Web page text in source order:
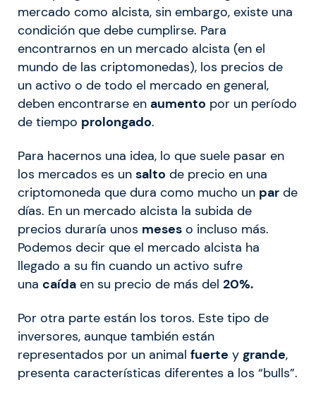
mercado como alcista, sin embargo, existe una
condición que debe cumplirse. Para
encontrarnos en un mercado alcista (en el
mundo de las criptomonedas), los precios de
un activo o de todo el mercado en general,
deben encontrarse en aumento por un período
de tiempo prolongado.
Para hacernos una idea, lo que suele pasar en
los mercados es un salto de precio en una
criptomoneda que dura como mucho un par de
días. En un mercado alcista la subida de
precios duraría unos meses o incluso más.
Podemos decir que el mercado alcista ha
llegado a su fin cuando un activo sufre
una caída en su precio de más del 20%.
Por otra parte están los toros. Este tipo de
inversores, aunque también están
representados por un animal fuerte y grande,
presenta características diferentes a los “bulls”.